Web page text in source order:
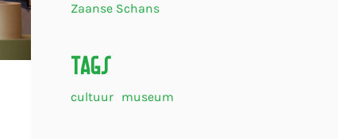
Zaanse Schans
Tags
cultuur museum